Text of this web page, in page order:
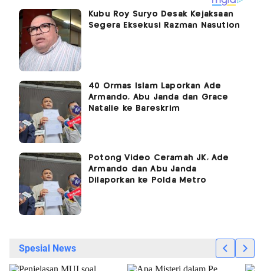
Kubu Roy Suryo Desak Kejaksaan
Segera Eksekusi Razman Nasution
40 Ormas Islam Laporkan Ade
Armando, Abu Janda dan Grace
Natalie ke Bareskrim
Potong Video Ceramah JK, Ade
Armando dan Abu Janda
Dilaporkan ke Polda Metro